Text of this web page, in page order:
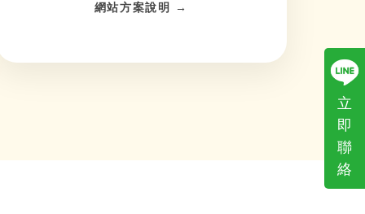
立
即
聯
絡
網站方案說明 →